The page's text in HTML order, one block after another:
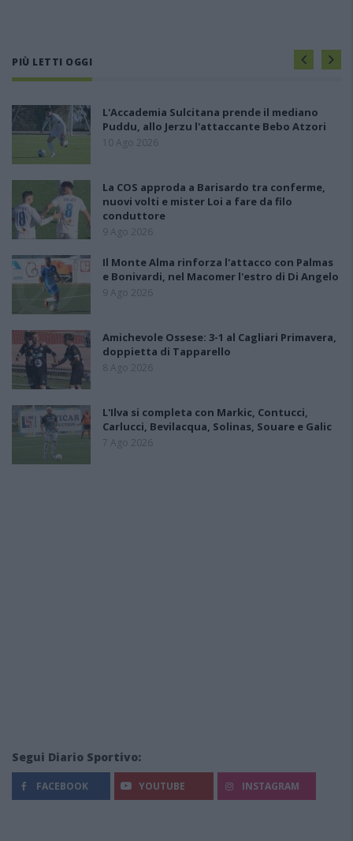
PIÙ LETTI OGGI
L'Accademia Sulcitana prende il mediano
Puddu, allo Jerzu l'attaccante Bebo Atzori
10 Ago 2026
La COS approda a Barisardo tra conferme,
nuovi volti e mister Loi a fare da filo
conduttore
9 Ago 2026
Il Monte Alma rinforza l'attacco con Palmas
e Bonivardi, nel Macomer l'estro di Di Angelo
9 Ago 2026
Amichevole Ossese: 3-1 al Cagliari Primavera,
doppietta di Tapparello
8 Ago 2026
L'Ilva si completa con Markic, Contucci,
Carlucci, Bevilacqua, Solinas, Souare e Galic
7 Ago 2026
Segui Diario Sportivo:
FACEBOOK YOUTUBE INSTAGRAM